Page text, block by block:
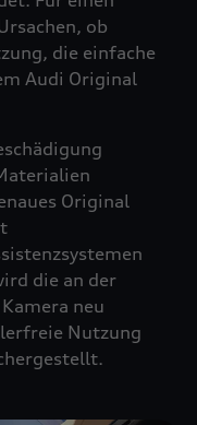
ob
die einfache
Audi Original
Original
die an der
neu
Nutzung